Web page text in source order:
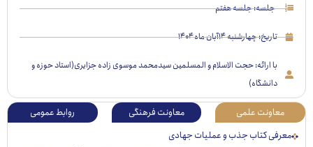
جلسه: جلسه هفتم
تاریخ:چهارشنبه ۱۴آبان ماه ۱۴۰۴
با ارائه: حجت الاسلام و المسلمین سیدمحمد موسوی زاده جزایری(استاد حوزه و
علمی معاونت فرهنگی
روابط عمومی
کتاب جذب و عملیات جهادی